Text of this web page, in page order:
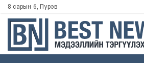
8 сарын 6, Пүрэв